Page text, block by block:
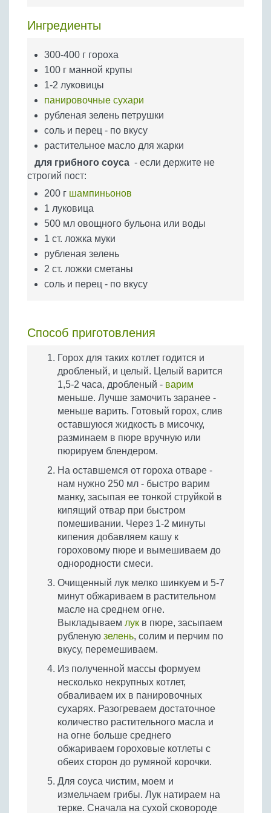
Яйца
Ингредиенты
300-400 г гороха
100 г манной крупы
1-2 луковицы
панировочные сухари
рубленая зелень петрушки
соль и перец - по вкусу
растительное масло для жарки
для грибного соуса - если держите не
строгий пост:
200 г шампиньонов
1 луковица
500 мл овощного бульона или воды
1 ст. ложка муки
рубленая зелень
2 ст. ложки сметаны
соль и перец - по вкусу
Способ приготовления
Горох для таких котлет годится и
дробленый, и целый. Целый варится
1,5-2 часа, дробленый - варим
меньше. Лучше замочить заранее -
меньше варить. Готовый горох, слив
оставшуюся жидкость в мисочку,
разминаем в пюре вручную или
пюрируем блендером.
На оставшемся от гороха отваре -
нам нужно 250 мл - быстро варим
манку, засыпая ее тонкой струйкой в
кипящий отвар при быстром
помешивании. Через 1-2 минуты
кипения добавляем кашу к
гороховому пюре и вымешиваем до
однородности смеси.
Очищенный лук мелко шинкуем и 5-7
минут обжариваем в растительном
масле на среднем огне.
Выкладываем лук в пюре, засыпаем
рубленую зелень, солим и перчим по
вкусу, перемешиваем.
Из полученной массы формуем
несколько некрупных котлет,
обваливаем их в панировочных
сухарях. Разогреваем достаточное
количество растительного масла и
на огне больше среднего
обжариваем гороховые котлеты с
обеих сторон до румяной корочки.
Для соуса чистим, моем и
измельчаем грибы. Лук натираем на
терке. Сначала на сухой сковороде